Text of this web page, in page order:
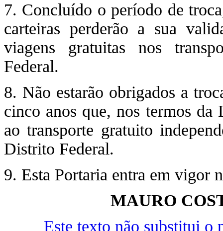
7. Concluído o período de
carteiras perderão a sua
viagens gratuitas nos
Federal.
8. Não estarão obrigados a
cinco anos que, nos termos
ao transporte gratuito
Distrito Federal.
9. Esta Portaria entra em vigor
MAURO
Este texto não substitui o